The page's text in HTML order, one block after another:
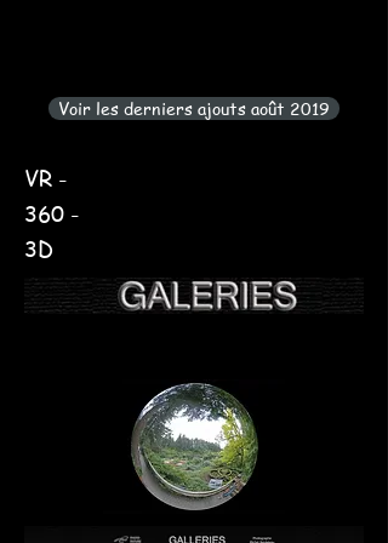
Voir les derniers ajouts août 2019
VR -
360 -
3D